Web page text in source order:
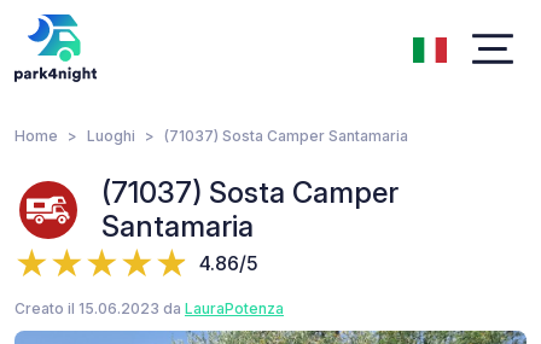
Home Luoghi (71037) Sosta Camper Santamaria
(71037) Sosta Camper
Santamaria
4.86/5
Creato il 15.06.2023 da LauraPotenza